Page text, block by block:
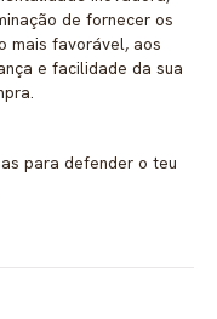
de fornecer os
mais favorável, aos
e facilidade da sua
para defender o teu